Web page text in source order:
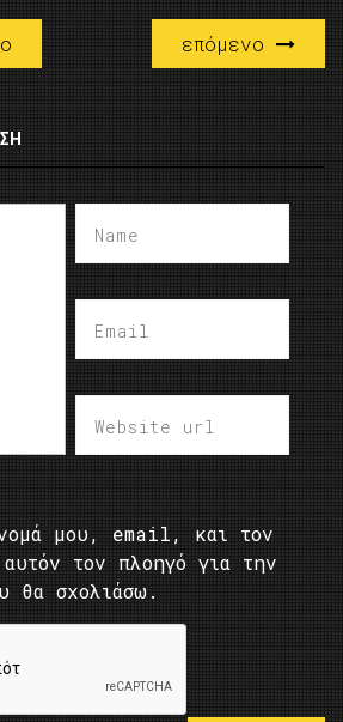
επόμενο
μου, email, και τον
τον πλοηγό για την
θα σχολιάσω.